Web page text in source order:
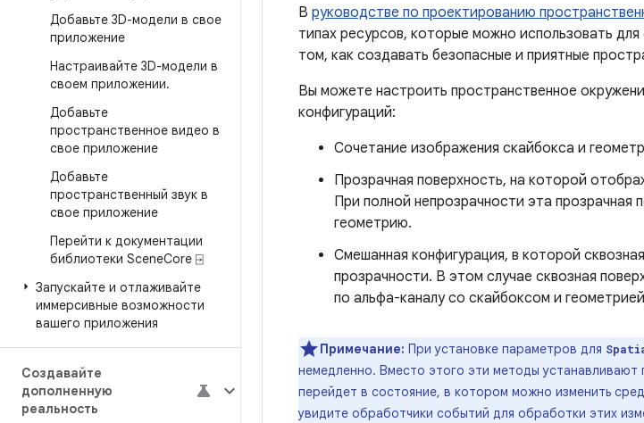
Добавьте 3D-модели в свое
приложение
Настраивайте 3D-модели в
своем приложении.
Добавьте
пространственное видео в
свое приложение
Добавьте
пространственный звук в
свое приложение
Перейти к документации
библиотеки SceneCore ⍈
Запускайте и отлаживайте
иммерсивные возможности
вашего приложения
Создавайте
дополненную
реальность
В руководстве по проектированию
типах ресурсов, которые можно использовать
том, как создавать безопасные и приятные
Вы можете настроить пространственное
конфигураций:
Сочетание изображения скайбокса и
Прозрачная поверхность, на которой
При полной непрозрачности эта прозрачная
геометрию.
Смешанная конфигурация, в которой
прозрачности. В этом случае сквозная
по альфа-каналу со скайбоксом и
Примечание: При установке параметров для
немедленно. Вместо этого эти методы
перейдет в состояние, в котором можно изменить
увидите обработчики событий для обработки этих